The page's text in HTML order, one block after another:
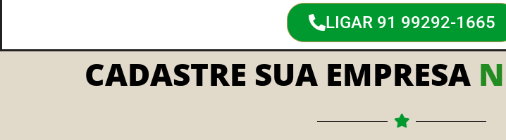
LIGAR 91 99292-1665
CADASTRE SUA EMPRESA